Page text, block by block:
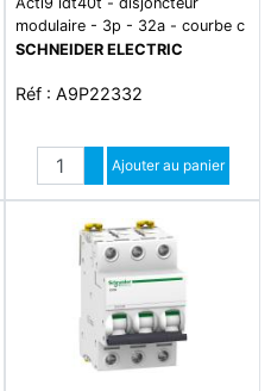
modulaire - 3p - 32a - courbe c
- 4500a/6ka
SCHNEIDER ELECTRIC
Réf : A9P22332
Quantité
Augmenter quantité
Diminuer quantité
Ajouter au panier